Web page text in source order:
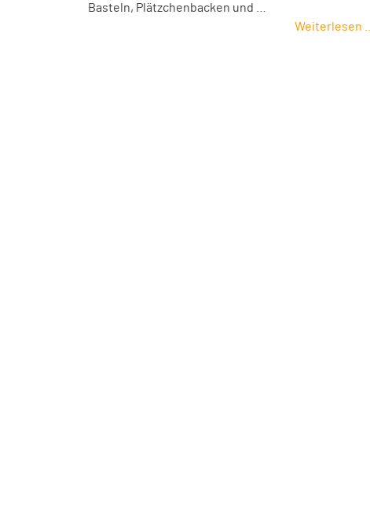
Basteln, Plätzchenbacken und …
Weiterlesen …